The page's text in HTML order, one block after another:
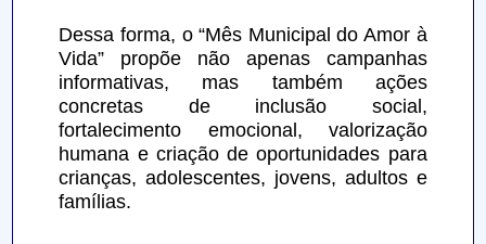
Dessa forma, o “Mês Municipal do Amor à
Vida” propõe não apenas campanhas
informativas, mas também ações
concretas de inclusão social,
fortalecimento emocional, valorização
humana e criação de oportunidades para
crianças, adolescentes, jovens, adultos e
famílias.